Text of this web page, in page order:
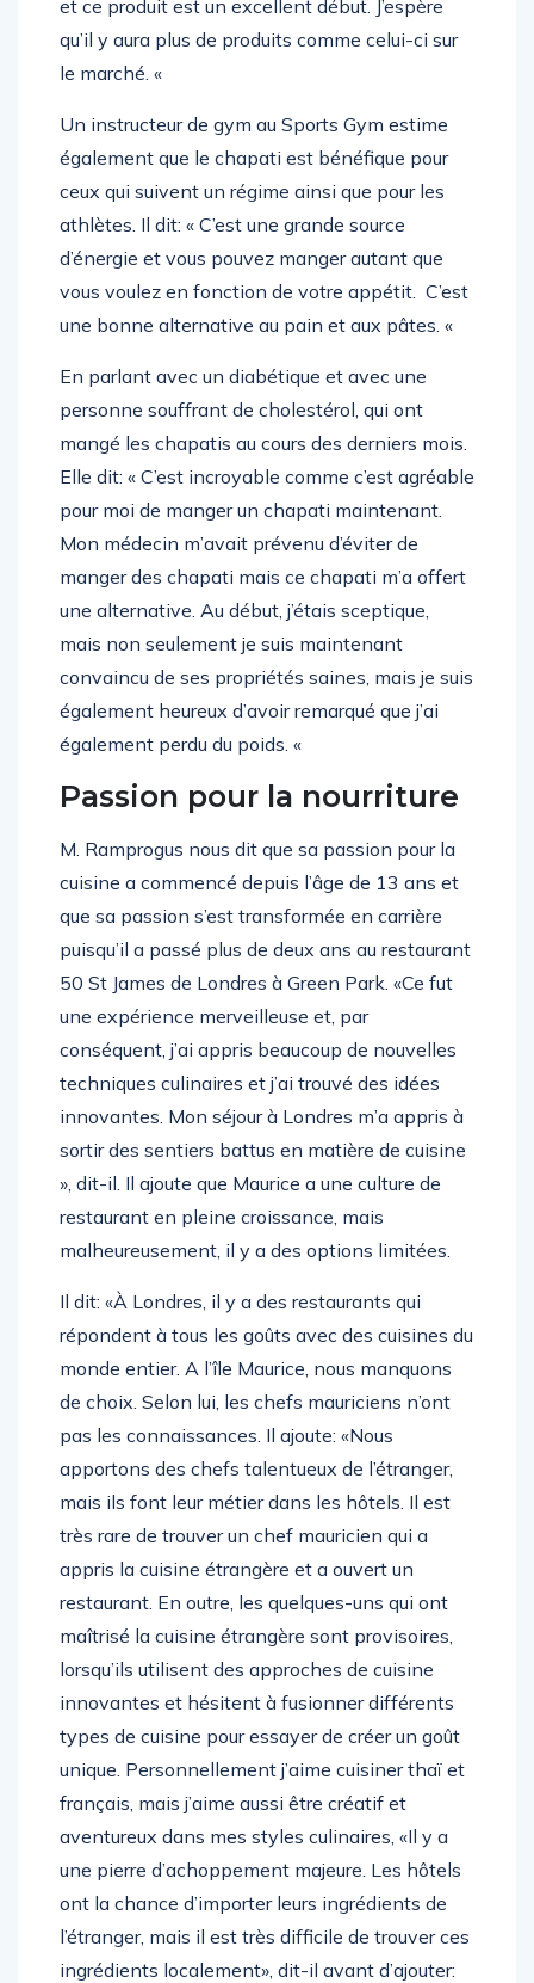
et ce produit est un excellent début. J’espère
qu’il y aura plus de produits comme celui-ci sur
le marché. «
Un instructeur de gym au Sports Gym estime
également que le chapati est bénéfique pour
ceux qui suivent un régime ainsi que pour les
athlètes. Il dit: « C’est une grande source
d’énergie et vous pouvez manger autant que
vous voulez en fonction de votre appétit. C’est
une bonne alternative au pain et aux pâtes. «
En parlant avec un diabétique et avec une
personne souffrant de cholestérol, qui ont
mangé les chapatis au cours des derniers mois.
Elle dit: « C’est incroyable comme c’est agréable
pour moi de manger un chapati maintenant.
Mon médecin m’avait prévenu d’éviter de
manger des chapati mais ce chapati m’a offert
une alternative. Au début, j’étais sceptique,
mais non seulement je suis maintenant
convaincu de ses propriétés saines, mais je suis
également heureux d’avoir remarqué que j’ai
également perdu du poids. «
Passion pour la nourriture
M. Ramprogus nous dit que sa passion pour la
cuisine a commencé depuis l’âge de 13 ans et
que sa passion s’est transformée en carrière
puisqu’il a passé plus de deux ans au restaurant
50 St James de Londres à Green Park. «Ce fut
une expérience merveilleuse et, par
conséquent, j’ai appris beaucoup de nouvelles
techniques culinaires et j’ai trouvé des idées
innovantes. Mon séjour à Londres m’a appris à
sortir des sentiers battus en matière de cuisine
», dit-il. Il ajoute que Maurice a une culture de
restaurant en pleine croissance, mais
malheureusement, il y a des options limitées.
Il dit: «À Londres, il y a des restaurants qui
répondent à tous les goûts avec des cuisines du
monde entier. A l’île Maurice, nous manquons
de choix. Selon lui, les chefs mauriciens n’ont
pas les connaissances. Il ajoute: «Nous
apportons des chefs talentueux de l’étranger,
mais ils font leur métier dans les hôtels. Il est
très rare de trouver un chef mauricien qui a
appris la cuisine étrangère et a ouvert un
restaurant. En outre, les quelques-uns qui ont
maîtrisé la cuisine étrangère sont provisoires,
lorsqu’ils utilisent des approches de cuisine
innovantes et hésitent à fusionner différents
types de cuisine pour essayer de créer un goût
unique. Personnellement j’aime cuisiner thaï et
français, mais j’aime aussi être créatif et
aventureux dans mes styles culinaires, «Il y a
une pierre d’achoppement majeure. Les hôtels
ont la chance d’importer leurs ingrédients de
l’étranger, mais il est très difficile de trouver ces
ingrédients localement», dit-il avant d’ajouter: